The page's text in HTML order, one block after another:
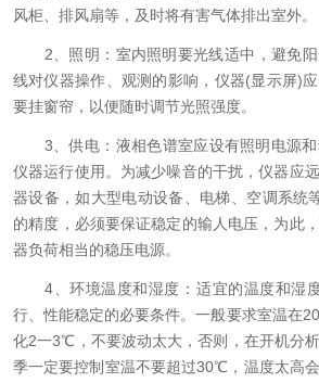
风柜、排风扇等，及时将有害气体排出室外。
2、照明：室内照明要光线适中，避
线对仪器操作、观测的影响，仪器(显示屏)
要挂窗帘，以便随时调节光照强度。
3、供电：液相色谱室应设有照明电源
仪器运行使用。为减少噪音的干扰，仪器
器设备，如大型电动设备、电梯、空调系统
的精度，必须要保证稳定的输人电压，为此
器负荷相当的稳压电源。
4、环境温度和湿度：适宜的温度和
行、性能稳定的必要条件。一般要求室温在
化2一3℃，不要波动太大，否则，在开机分
季一定要控制室温不要超过30℃，温度太高会